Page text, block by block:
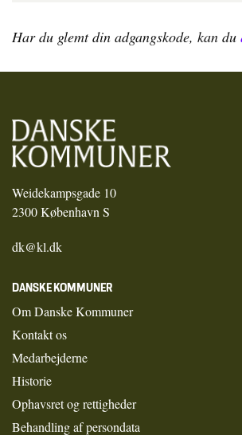
Har du glemt din adgangskode, kan du
Weidekampsgade 10
2300 København S
dk@kl.dk
DANSKE KOMMUNER
Om Danske Kommuner
Kontakt os
Medarbejderne
Historie
Ophavsret og rettigheder
Behandling af persondata